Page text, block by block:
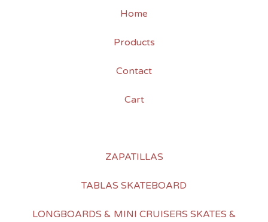
Home
Products
Contact
Cart
ZAPATILLAS
TABLAS SKATEBOARD
LONGBOARDS & MINI CRUISERS SKATES &